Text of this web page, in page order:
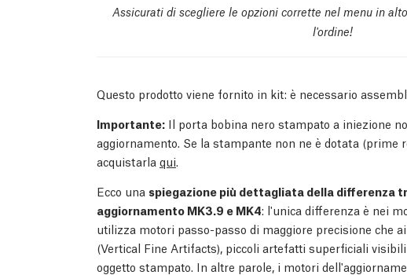
Assicurati di scegliere le opzioni corrette nel menu in
l'ordine!
Questo prodotto viene fornito in kit: è necessario
Importante: Il porta bobina nero stampato a iniezione
aggiornamento. Se la stampante non ne è dotata (prime
acquistarla qui
Ecco una spiegazione più dettagliata della differenza
aggiornamento MK3.9 e MK4: l'unica differenza è nei
utilizza motori passo-passo di maggiore precisione che
(Vertical Fine Artifacts), piccoli artefatti superficiali
oggetto stampato. In altre parole, i motori